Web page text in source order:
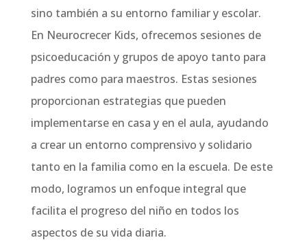
sino también a su entorno familiar y escolar.
En Neurocrecer Kids, ofrecemos sesiones de
psicoeducación y grupos de apoyo tanto para
padres como para maestros. Estas sesiones
proporcionan estrategias que pueden
implementarse en casa y en el aula, ayudando
a crear un entorno comprensivo y solidario
tanto en la familia como en la escuela. De este
modo, logramos un enfoque integral que
facilita el progreso del niño en todos los
aspectos de su vida diaria.